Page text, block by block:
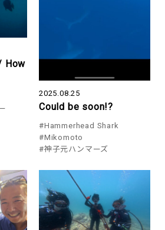
How
2025.08.25
Could be soon!?
#Hammerhead Shark
#Mikomoto
#神子元ハンマーズ